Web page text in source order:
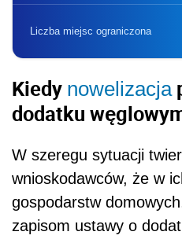
Liczba miejsc ograniczona
Kiedy nowelizacja
dodatku
W szeregu sytuacji
wnioskodawców, że w
gospodarstw
zapisom ustawy o